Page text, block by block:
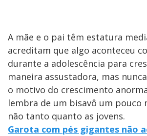
A mãe e o pai têm estatura
acreditam que algo aconteceu
durante a adolescência para
maneira assustadora, mas
o motivo do crescimento
lembra de um bisavô um pouco
não tanto quanto as jovens.
Garota com pés gigantes não